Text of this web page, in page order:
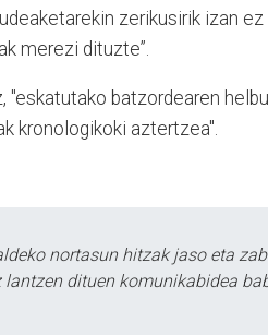
zerikusirik izan
merezi dituzte”.
"eskatutako batzordearen
kronologikoki aztertzea".
nortasun hitzak jaso eta
dituen komunikabidea